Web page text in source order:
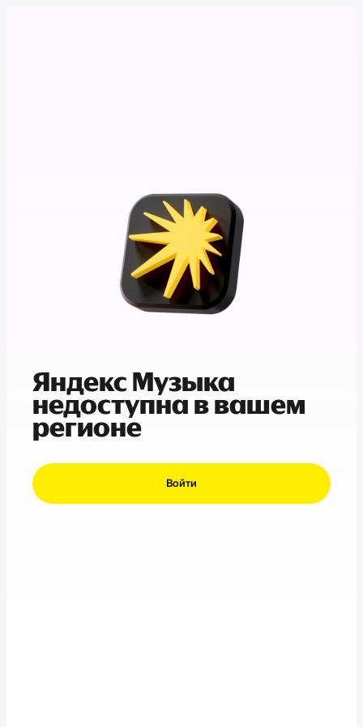
Яндекс Музыка
недоступна в вашем
регионе
Войти